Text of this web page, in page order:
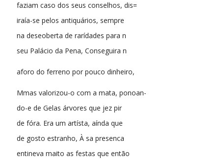
faziam caso dos seus conselhos, dis=
iraía-se pelos antiquários, sempre
na deseoberta de rarídades para n
seu Palácio da Pena, Conseguira n
aforo do ferreno por pouco dinheiro,
Mmas valorizou-o com a mata, ponoan-
do-e de Gelas árvores que jez pir
de fóra. Era um artísta, aínda que
de gosto estranho, À sa presenca
entineva maito as festas que então